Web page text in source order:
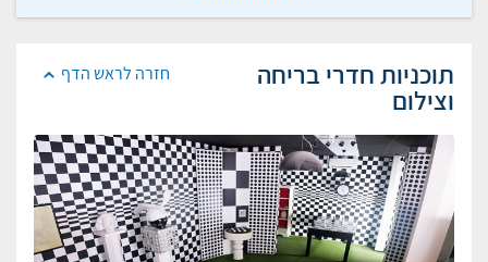
חזרה לראש הדף תוכניות חדרי בריחה
וצילום